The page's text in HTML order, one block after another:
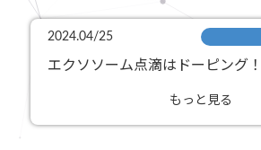
2024.04/25
エクソソーム点滴はドーピング
もっと見る